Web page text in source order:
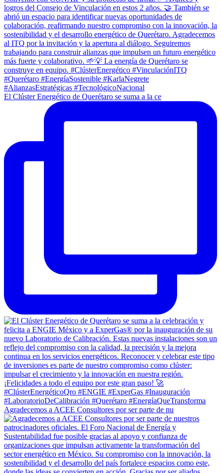
El Clúster Energético de Querétaro se suma a la ce
Agradecemos a ACEE Consultores por ser parte de nu